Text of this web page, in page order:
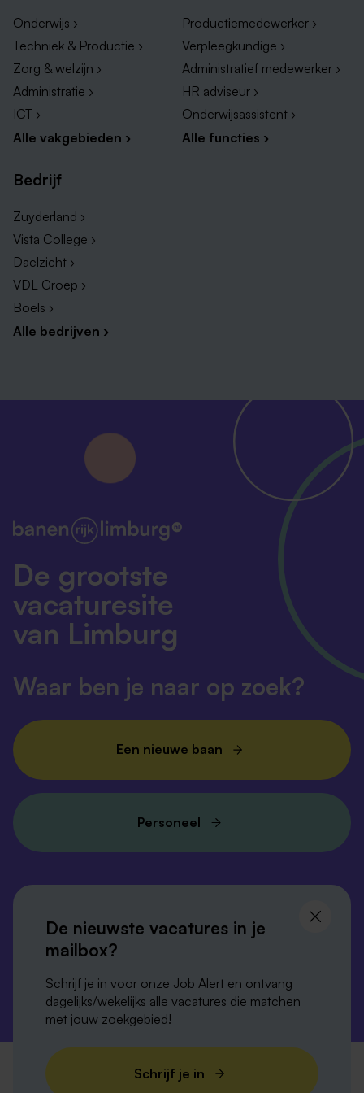
optie om deels vanuit huis aan jouw stageopdracht te
werken.
Onderwijs ›
Techniek & Productie ›
Zorg & welzijn ›
Administratie ›
ICT ›
Alle vakgebieden ›
Productiemedewerker ›
Verpleegkundige ›
Administratief medewerker ›
HR adviseur ›
Onderwijsassistent ›
Alle functies ›
Bedrijf
Zuyderland ›
Vista College ›
Daelzicht ›
VDL Groep ›
Boels ›
Alle bedrijven ›
De grootste
vacaturesite
van Limburg
Waar ben je naar op zoek?
Een nieuwe baan
Personeel
blijf op de hoogte
Privacy-verklaring Disclaimer
Cookies
Verordening digitale diensten
Colofon Sitemap
De nieuwste vacatures in je
mailbox?
Schrijf je in voor onze Job Alert en ontvang
dagelijks/wekelijks alle vacatures die matchen
met jouw zoekgebied!
Schrijf je in